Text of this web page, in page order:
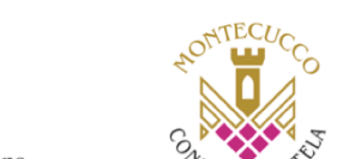
dell`opera è incerta, oscillando, a
dal 1450 a oltre il 1475. Non sono
della committenza né della scelta del
frequente nell’iconografia
insolito in quella italiana. L’affresco